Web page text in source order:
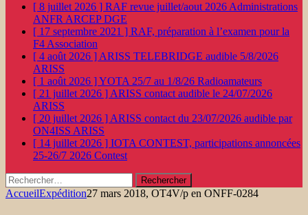
[ 8 juillet 2026 ] RAF revue juillet/aout 2026 Administrations
ANFR ARCEP DGE
[ 17 septembre 2021 ] RAF, préparation à l’examen pour la
F4 Association
[ 4 août 2026 ] ARISS TELEBRIDGE audible 5/8/2026
ARISS
[ 1 août 2026 ]YOTA 25/7 au 1/8/26 Radioamateurs
[ 21 juillet 2026 ] ARISS contact audible le 24/07/2026
ARISS
[ 20 juillet 2026 ] ARISS contact du 23/07/2026 audible par
ON4ISS ARISS
[ 14 juillet 2026 ] IOTA CONTEST, participations annoncées
25-26/7 2026 Contest
Rechercher :
AccueilExpédition27 mars 2018, OT4V/p en ONFF-0284